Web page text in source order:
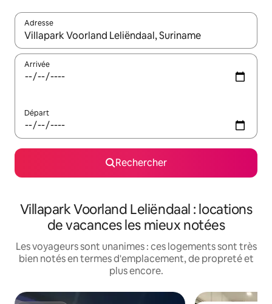
Adresse
Lorsque les résultats s'affichent, utilisez les flèches vers le
Arrivée
Départ
Rechercher
Villapark Voorland Leliëndaal : locations
de vacances les mieux notées
Les voyageurs sont unanimes : ces logements sont très
bien notés en termes d'emplacement, de propreté et
plus encore.